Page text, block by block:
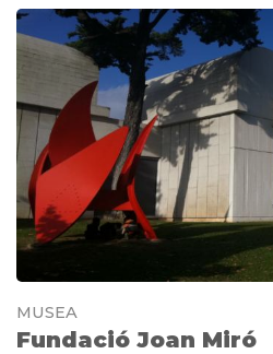
MUSEA
Fundació Joan Miró